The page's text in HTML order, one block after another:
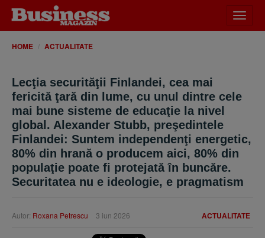
meniu
HOME ACTUALITATE
Lecţia securităţii Finlandei, cea mai
fericită ţară din lume, cu unul dintre cele
mai bune sisteme de educaţie la nivel
global. Alexander Stubb, preşedintele
Finlandei: Suntem independenţi energetic,
80% din hrană o producem aici, 80% din
populaţie poate fi protejată în buncăre.
Securitatea nu e ideologie, e pragmatism
ACTUALITATE
Autor: Roxana Petrescu 3 iun 2026